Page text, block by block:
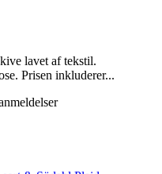
lavet af tekstil.
Prisen inkluderer...